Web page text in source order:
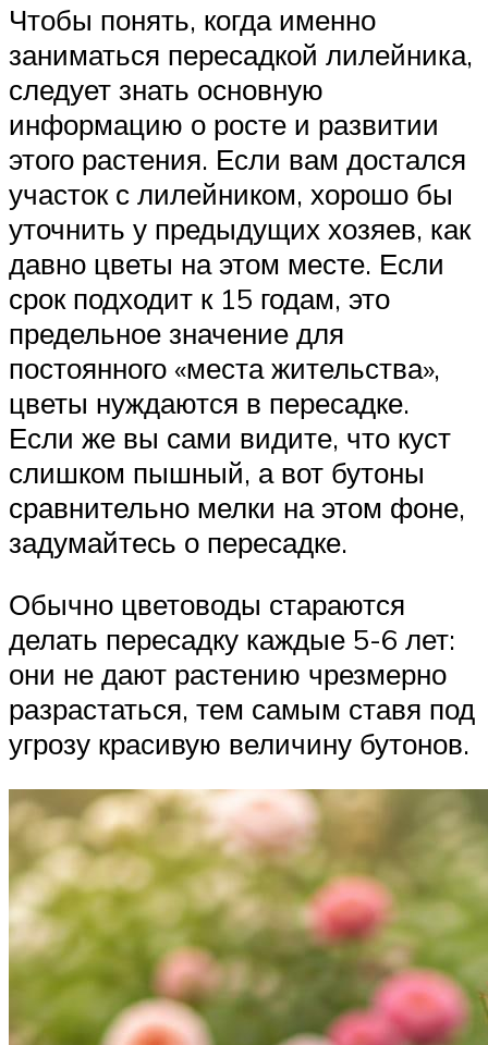
Чтобы понять, когда именно
заниматься пересадкой лилейника,
следует знать основную
информацию о росте и развитии
этого растения. Если вам достался
участок с лилейником, хорошо бы
уточнить у предыдущих хозяев, как
давно цветы на этом месте. Если
срок подходит к 15 годам, это
предельное значение для
постоянного «места жительства»,
цветы нуждаются в пересадке.
Если же вы сами видите, что куст
слишком пышный, а вот бутоны
сравнительно мелки на этом фоне,
задумайтесь о пересадке.
Обычно цветоводы стараются
делать пересадку каждые 5-6 лет:
они не дают растению чрезмерно
разрастаться, тем самым ставя под
угрозу красивую величину бутонов.